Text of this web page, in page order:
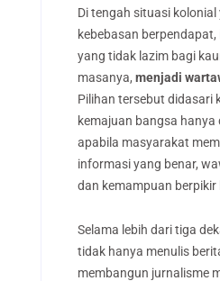
Di tengah situasi
kebebasan berpendapat,
yang tidak lazim bagi
masanya, menjadi
Pilihan tersebut didasari
kemajuan bangsa
apabila masyarakat
informasi yang benar,
dan kemampuan berpikir
Selama lebih dari tiga
tidak hanya menulis
membangun jurnalisme